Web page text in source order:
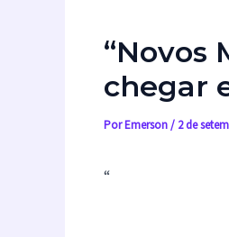
“Novos
chegar
PorEmerson/ 2 de
“